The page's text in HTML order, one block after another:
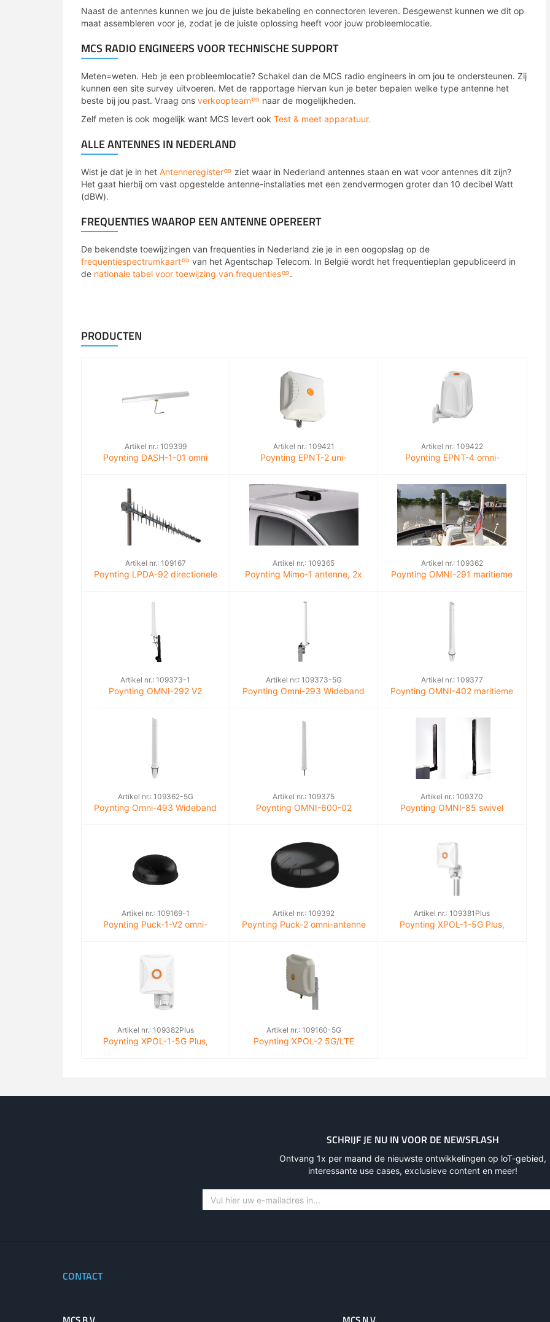
Naast de antennes kunnen we jou de juiste bekabeling en connectoren leveren. Desgewenst kunnen we dit op
maat assembleren voor je, zodat je de juiste oplossing heeft voor jouw probleemlocatie.
MCS RADIO ENGINEERS VOOR TECHNISCHE SUPPORT
Meten=weten. Heb je een probleemlocatie? Schakel dan de MCS radio engineers in om jou te ondersteunen. Zij
kunnen een site survey uitvoeren. Met de rapportage hiervan kun je beter bepalen welke type antenne het
beste bij jou past. Vraag ons verkoopteam
naar de mogelijkheden.
Zelf meten is ook mogelijk want MCS levert ook Test & meet apparatuur.
ALLE ANTENNES IN NEDERLAND
Wist je dat je in het Antenneregister
ziet waar in Nederland antennes staan en wat voor antennes dit zijn?
Het gaat hierbij om vast opgestelde antenne-installaties met een zendvermogen groter dan 10 decibel Watt
(dBW).
FREQUENTIES WAAROP EEN ANTENNE OPEREERT
De bekendste toewijzingen van frequenties in Nederland zie je in een oogopslag op de
frequentiespectrumkaart
van het Agentschap Telecom. In België wordt het frequentieplan gepubliceerd in
de nationale tabel voor toewijzing van frequenties .
PRODUCTEN
Artikel nr.: 109399
Poynting DASH-1-01 omni
Artikel nr.: 109421
Poynting EPNT-2 uni-
Artikel nr.: 109422
Poynting EPNT-4 omni-
WiFi CPE
Artikel nr.: 109167
Poynting LPDA-92 directionele
Artikel nr.: 109365
Poynting Mimo-1 antenne, 2x
Artikel nr.: 109362
Poynting OMNI-291 maritieme
Artikel nr.: 109373-1
Poynting OMNI-292 V2
Artikel nr.: 109373-5G
Poynting Omni-293 Wideband
Artikel nr.: 109377
Poynting OMNI-402 maritieme
6.2dBi
Artikel nr.: 109362-5G
Poynting Omni-493 Wideband
Artikel nr.: 109375
Poynting OMNI-600-02
Artikel nr.: 109370
Poynting OMNI-85 swivel
Artikel nr.: 109169-1
Poynting Puck-1-V2 omni-
Artikel nr.: 109392
Poynting Puck-2 omni-antenne
Artikel nr.: 109381Plus
Poynting XPOL-1-5G Plus,
Artikel nr.: 109382Plus
Poynting XPOL-1-5G Plus,
Artikel nr.: 109160-5G
Poynting XPOL-2 5G/LTE
SCHRIJF JE NU IN VOOR DE NEWSFLASH
Ontvang 1x per maand de nieuwste ontwikkelingen op loT-gebied,
interessante use cases, exclusieve content en meer!
CONTACT